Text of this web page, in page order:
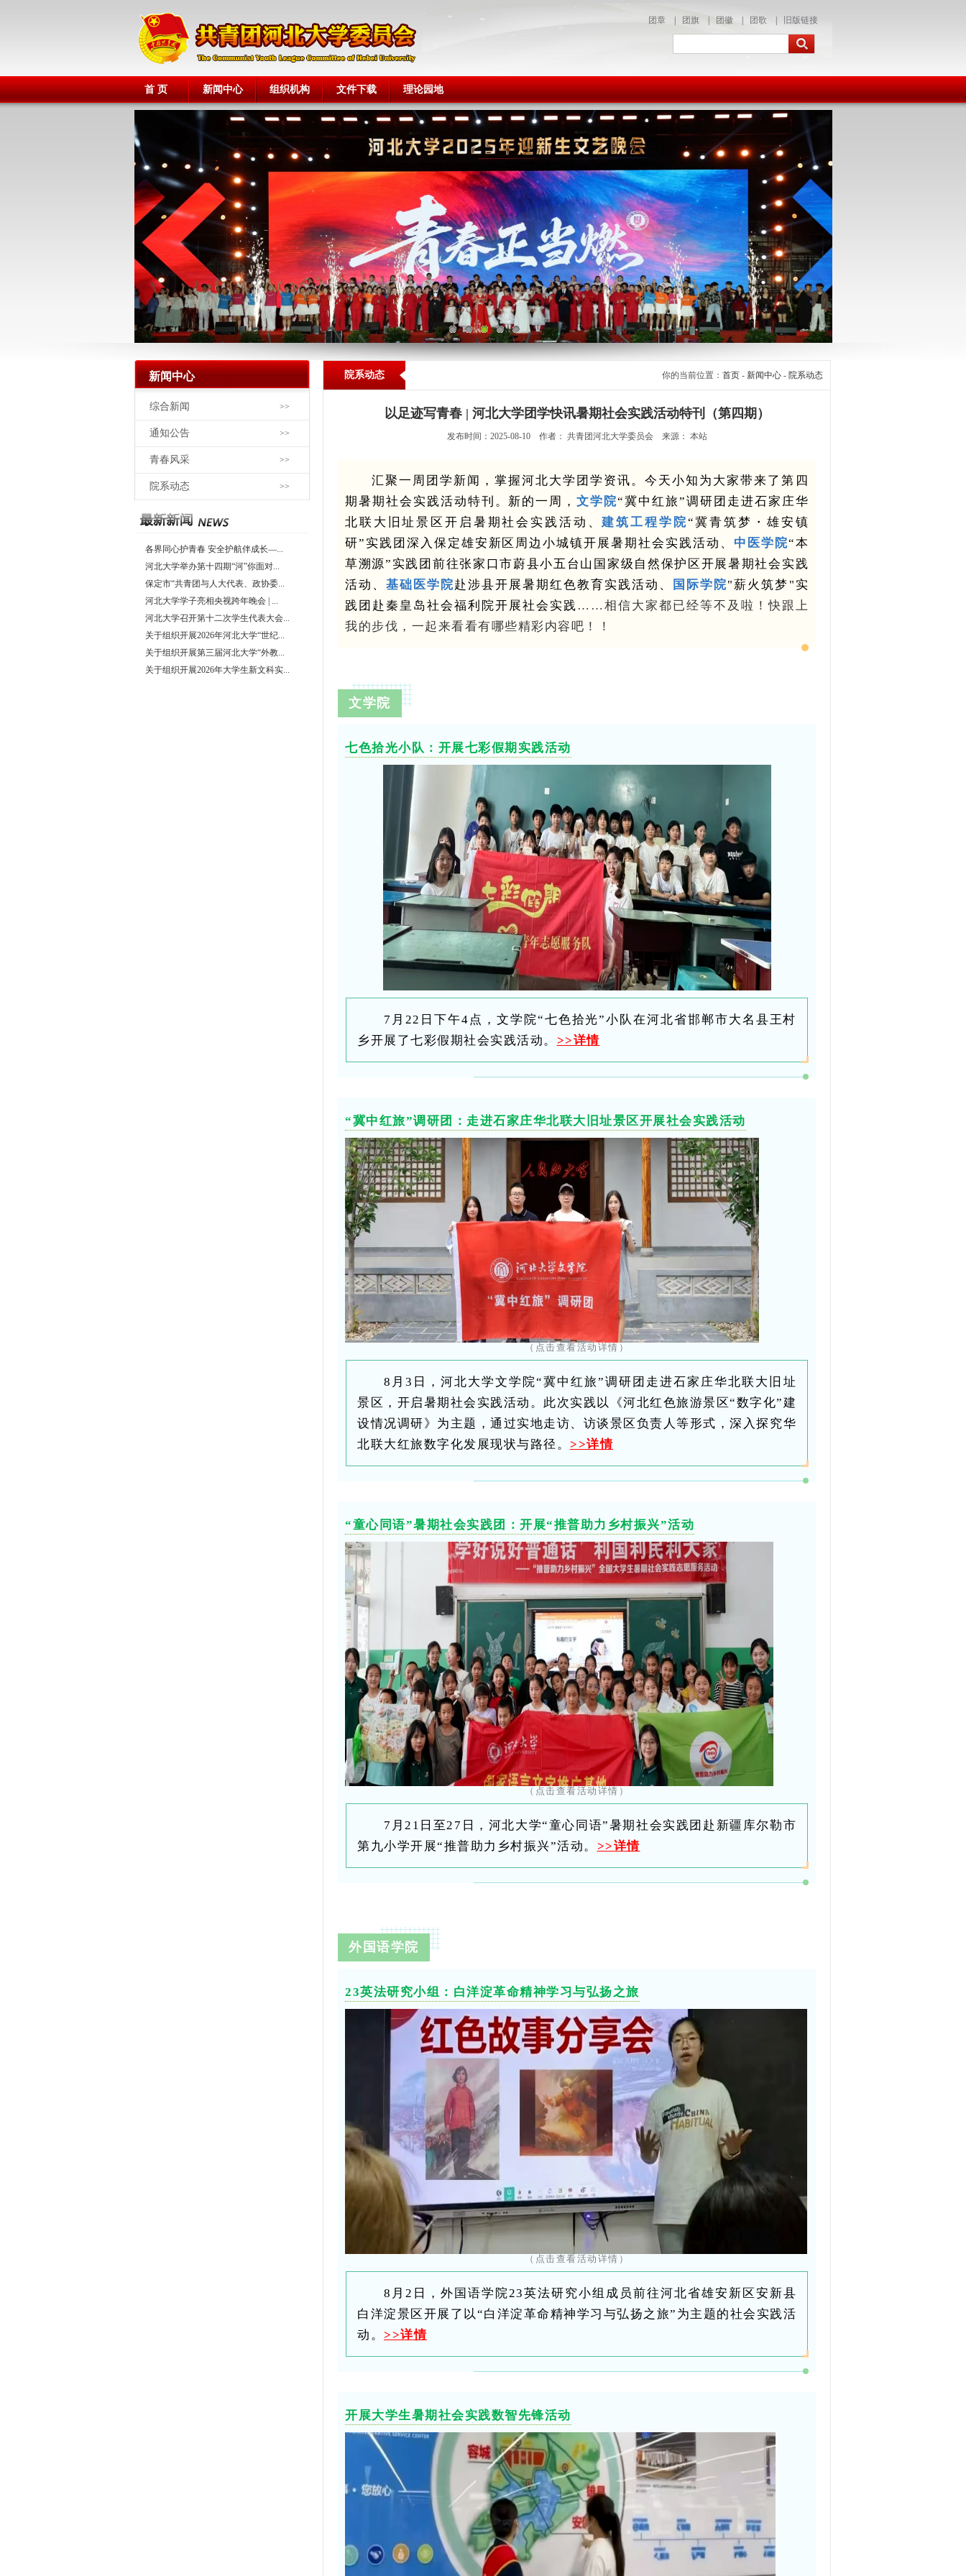
团章 团旗 团徽 团歌 旧版链接
首 页 新闻中心 组织机构 文件下载 理论园地
新闻中心
综合新闻 >>
通知公告 >>
青春风采 >>
院系动态 >>
各界同心护青春 安全护航伴成长—...
河北大学举办第十四期“河”你面对...
保定市“共青团与人大代表、政协委...
河北大学学子亮相央视跨年晚会 | ...
河北大学召开第十二次学生代表大会...
关于组织开展2026年河北大学“世纪...
关于组织开展第三届河北大学“外教...
关于组织开展2026年大学生新文科实...
院系动态 你的当前位置： 首页 - 新闻中心 - 院系动态
以足迹写青春 | 河北大学团学快讯暑期社会实践活动特刊（第四期）
发布时间：2025-08-10 作者： 共青团河北大学委员会 来源： 本站
汇聚一周团学新闻，掌握河北大学团学资讯。今天小知为大家带来了第四
期暑期社会实践活动特刊。新的一周，文学院“冀中红旅”调研团走进石家庄华
北联大旧址景区开启暑期社会实践活动、建筑工程学院“冀青筑梦・雄安镇
研”实践团深入保定雄安新区周边小城镇开展暑期社会实践活动、 中医学院“本
草溯源”实践团前往张家口市蔚县小五台山 国家级自然保护区开展暑期社会实践
活动、基础医学院赴涉县开展暑期红色教育实践活动、 国际学院"薪火筑梦"实
践团赴秦皇岛社会福利院开展社会实践 ……相信大家都已经等不及啦！快跟上
我的步伐，一起来看看有哪些精彩内容吧！！
文学院
七色拾光小队：开展七彩假期实践活动
7月22日下午4点，文学院“七色拾光”小队在河北省邯郸市大名县王村
乡开展了七彩假期社会实践活动。 >>详情
“冀中红旅”调研团： 走进石家庄华北联大旧址景区开展社会实践活动
（点击查看活动详情）
8月3日，河北大学文学院“冀中红旅”调研团走进石家庄华北联大旧址
景区，开启暑期社会实践活动。此次实践以《河北红色旅游景区“数字化”建
设情况调研》为主题，通过实地走访、访谈景区负责人等形式，深入探究华
北联大红旅数字化发展现状与路径。 >>详情
“童心同语”暑期社会实践团： 开展“推普助力乡村振兴”活动
（点击查看活动详情）
7月21日至27日，河北大学“童心同语”暑期社会实践团赴新疆库尔勒市
第九小学开展“推普助力乡村振兴”活动。 >>详情
外国语学院
23英法研究小组：白洋淀革命精神学习与弘扬之旅
（点击查看活动详情）
8月2日，外国语学院23英法研究小组成员前往河北省雄安新区安新县
白洋淀景区开展了以“白洋淀革命精神学习与弘扬之旅”为主题的社会实践活
动。 >>详情
开展大学生暑期社会实践数智先锋活动